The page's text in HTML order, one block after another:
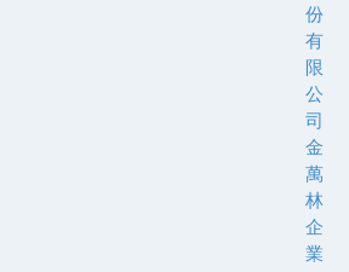
份
有
限
公
司
金
萬
林
企
業